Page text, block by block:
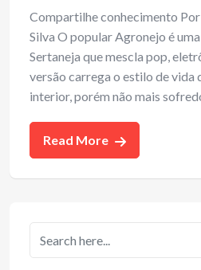
Compartilhe conhecimento
Silva O popular Agronejo é
Sertaneja que mescla pop,
versão carrega o estilo de vida
interior, porém não mais
Read More